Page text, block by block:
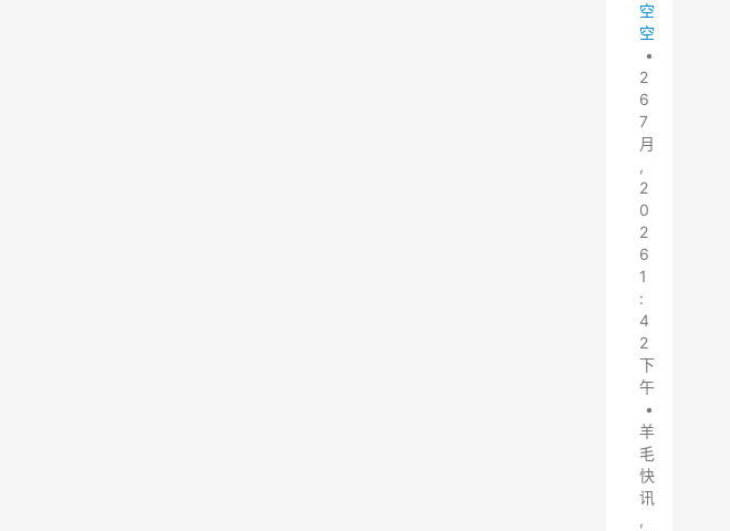
空
空
•
2
6
7
月
,
2
0
2
6
1
:
4
2
下
午
•
羊
毛
快
讯
,